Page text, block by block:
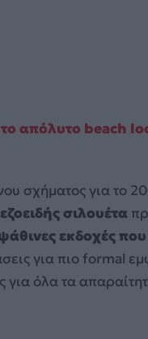
απόλυτο beach
σχήματος για το
σιλουέτα
εκδοχές
για πιο formal
για όλα τα